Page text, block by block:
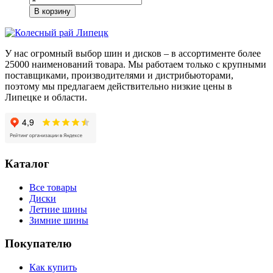
товара
iFree
Moskva
(КС689)
Хай
Вэй
6,5*16/5*112
ET46
DIA57,1
В корзину
У нас огромный выбор шин и дисков – в ассортименте более
25000 наименований товара. Мы работаем только с крупными
поставщиками, производителями и дистрибьюторами,
поэтому мы предлагаем действительно низкие цены в
Липецке и области.
Каталог
Все товары
Диски
Летние шины
Зимние шины
Покупателю
Как купить